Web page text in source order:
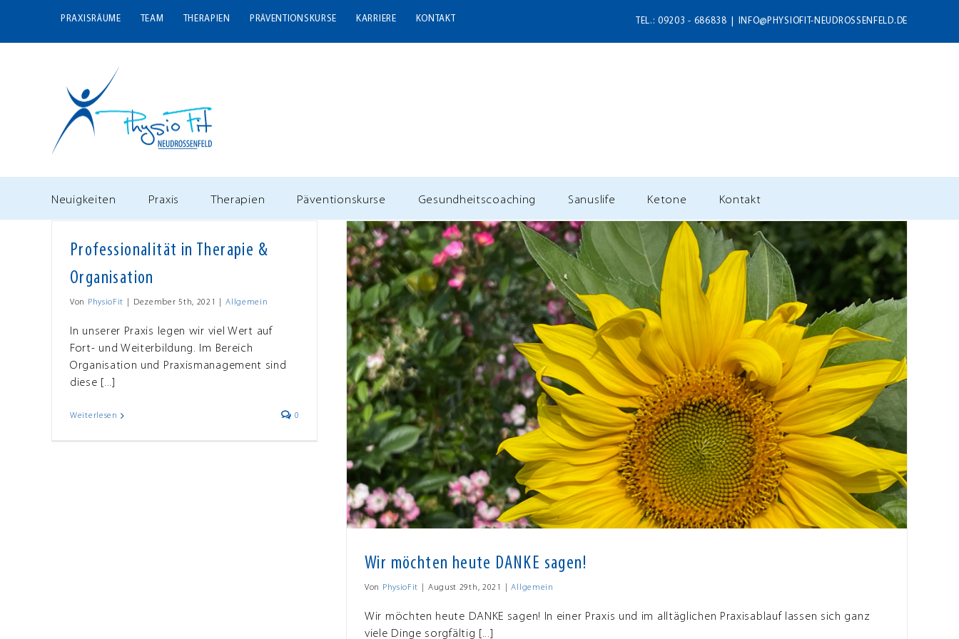
springen
PRAXISRÄUME TEAM THERAPIEN PRÄVENTIONSKURSE KARRIERE KONTAKT TEL.: 09203 - 686838 INFO@PHYSIOFIT-NEUDROSSENFELD.DE
Neuigkeiten Praxis Therapien Päventionskurse Gesundheitscoaching Sanuslife Ketone Kontakt
Professionalität in Therapie &
Organisation
Von PhysioFit Dezember 5th, 2021 Allgemein
In unserer Praxis legen wir viel Wert auf
Fort- und Weiterbildung. Im Bereich
Organisation und Praxismanagement sind
diese [...]
Weiterlesen 0
Wir möchten heute DANKE sagen!
Von PhysioFit August 29th, 2021 Allgemein
Wir möchten heute DANKE sagen! In einer Praxis und im alltäglichen Praxisablauf lassen sich ganz
viele Dinge sorgfältig [...]